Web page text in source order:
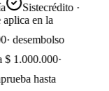
Sistecrédito ·
en la
·desembolso
1.000.000·
hasta